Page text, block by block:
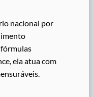
nacional por
fórmulas
ela atua com